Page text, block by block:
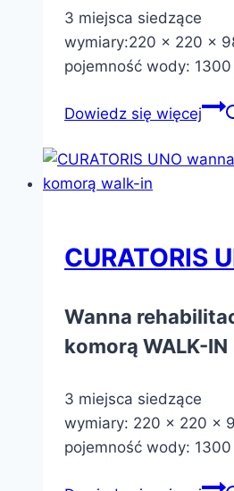
3 miejsca siedzące
wymiary:220 x 220 x
pojemność wody: 1300
Dowiedz się więcej
CURATORIS
Wanna
komorą WALK-IN
3 miejsca siedzące
wymiary: 220 x 220 x
pojemność wody: 1300